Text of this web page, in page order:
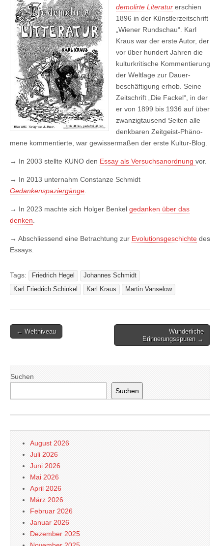
demolirte Literatur erschien
1896 in der Künstlerzeitschrift
„Wiener Rundschau“. Karl
Kraus war der erste Autor, der
vor über hundert Jahren die
kulturkritische Kommen­tie­rung
der Welt­lage zur Dauer­
beschäf­tigung erhob. Seine
Zeit­schrift „Die Fackel“, in der
er von 1899 bis 1936 auf über
zwanzig­tausend Seiten alle
denkbaren Zeitgeist-Phäno­
mene kommen­tierte, war gewisser­ma­ßen der erste Kultur-Blog.
→ In 2003 stellte KUNO den Essay als Versuchsanordnung vor.
→ In 2013 unternahm Constanze Schmidt
Gedankenspaziergänge
→ In 2023 machte sich Holger Benkel gedanken über das
denken
→ Abschliessend eine Betrachtung zur Evolutionsgeschichte des
Essays.
Tags: Friedrich Hegel
Johannes Schmidt
Karl Friedrich Schinkel
Karl Kraus Martin Vanselow
Post
← Weltniveau
Wunderliche
Erinnerungsspuren →
Suchen
Suchen
August 2026
Juli 2026
Juni 2026
Mai 2026
April 2026
März 2026
Februar 2026
Januar 2026
Dezember 2025